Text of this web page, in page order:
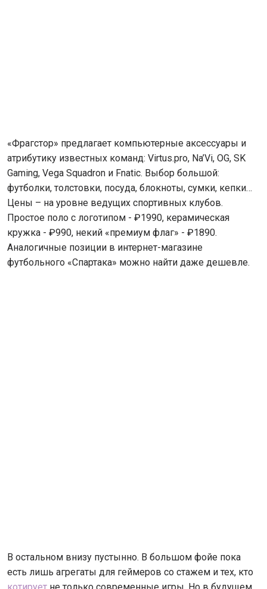
«Фрагстор» предлагает компьютерные аксессуары и
атрибутику известных команд: Virtus.pro, Na’Vi, OG, SK
Gaming, Vega Squadron и Fnatic. Выбор большой:
футболки, толстовки, посуда, блокноты, сумки, кепки…
Цены – на уровне ведущих спортивных клубов.
Простое поло с логотипом - ₽1990, керамическая
кружка - ₽990, некий «премиум флаг» - ₽1890.
Аналогичные позиции в интернет-магазине
футбольного «Спартака» можно найти даже дешевле.
В остальном внизу пустынно. В большом фойе пока
есть лишь агрегаты для геймеров со стажем и тех, кто